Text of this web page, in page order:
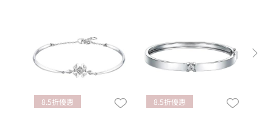
8.5折優惠 8.5折優惠